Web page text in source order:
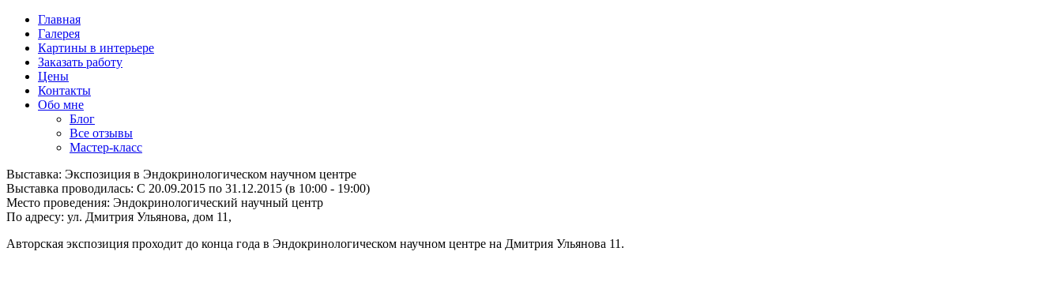
Перейти к основному содержанию
Главная
Галерея
Картины в интерьере
Заказать работу
Цены
Контакты
Обо мне
Блог
Все отзывы
Мастер-класс
Выставка: Экспозиция в Эндокринологическом научном центре
Выставка проводилась: C 20.09.2015 по 31.12.2015 (в 10:00 - 19:00)
Место проведения: Эндокринологический научный центр
По адресу: ул. Дмитрия Ульянова, дом 11,
Авторская экспозиция проходит до конца года в Эндокринологическом научном центре на Дмитрия Ульянова 11.